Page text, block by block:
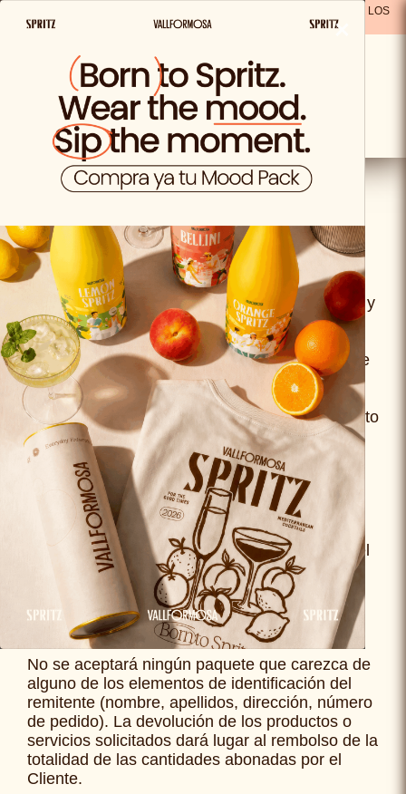
(A EXCEPCIÓN DE LOS
PRODUCTOS SOLO VIDA)
×
Política de reembolso
5.1 CONDICIONES GENERALES DE
DEVOLUCIÓN
Conforme a lo establecido en el Real Decreto
Legislativo 1/2007, de 16 de noviembre, por el
que se aprueba el texto refundido de la Ley
General para la Defensa de los Consumidores y
Usuarios, el Cliente dispone de un plazo de
desistimiento de 15 (quince) días naturales a
partir de la recepción de la mercancía por parte
del Cliente, debiendo enviar un email a
ecommerce@vallformosa.comcon el asunto
«Devoluciones». Se deberá devolver el producto
dentro de los 14 días tras la notificación de
desistimiento.
Solo será usted responsable de la disminución
de valor de los bienes resultante de la
manipulación distinta a la necesaria para
establecer la naturaleza, las características y el
funcionamiento de los bienes. Es obligatorio
devolver los productos protegidos
correctamente, en su embalaje original, en
perfecto estado para su venta posterior.
No se aceptará ningún paquete que carezca de
alguno de los elementos de identificación del
remitente (nombre, apellidos, dirección, número
de pedido). La devolución de los productos o
servicios solicitados dará lugar al rembolso de la
totalidad de las cantidades abonadas por el
Cliente.